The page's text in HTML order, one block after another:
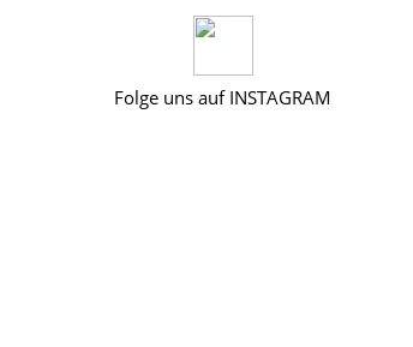
Folge uns auf INSTAGRAM